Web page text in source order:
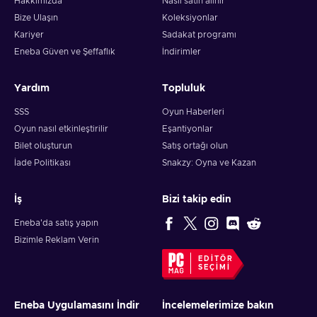
Bize Ulaşın
Kariyer
Eneba Güven ve Şeffaflık
Koleksiyonlar
Sadakat programı
İndirimler
Yardım
SSS
Oyun nasıl etkinleştirilir
Bilet oluşturun
İade Politikası
Topluluk
Oyun Haberleri
Eşantiyonlar
Satış ortağı olun
Snakzy: Oyna ve Kazan
İş
Eneba'da satış yapın
Bizimle Reklam Verin
Bizi takip edin
EDITÖR
SEÇIMI
Eneba Uygulamasını İndir İncelemelerimize bakın